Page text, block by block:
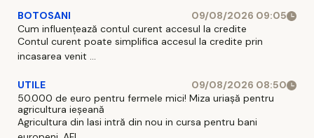
BOTOSANI
09/08/2026 09:05
Cum influențează contul curent accesul la credite
Contul curent poate simplifica accesul la credite prin
incasarea venit ...
UTILE
09/08/2026 08:50
50.000 de euro pentru fermele mici! Miza uriașă pentru
agricultura ieșeană
Agricultura din Iasi intră din nou in cursa pentru bani